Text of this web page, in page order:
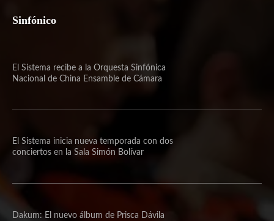
Sinfónico
El Sistema recibe a la Orquesta Sinfónica
Nacional de China Ensamble de Cámara
El Sistema inicia nueva temporada con dos
conciertos en la Sala Simón Bolívar
Dakum: El nuevo álbum de Prisca Dávila